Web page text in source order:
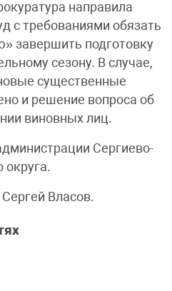
направила
с требованиями обязать
завершить подготовку
сезону. В случае,
существенные
и решение вопроса об
виновных лиц.
Сергиево-
округа.
Власов.